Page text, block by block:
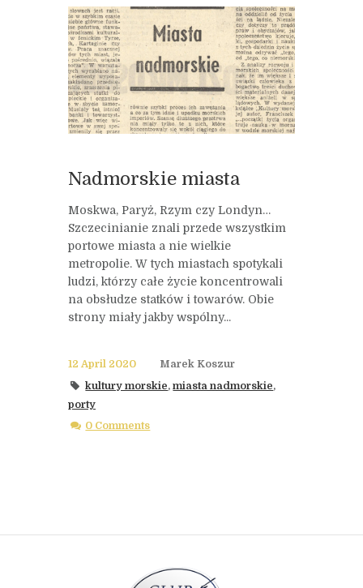
Nadmorskie miasta
Moskwa, Paryż, Rzym czy Londyn…
Szczecinianie znali przede wszystkim
portowe miasta a nie wielkie
metropolie. W tych miastach spotykali
ludzi, którzy całe życie koncentrowali
na obsłudze statków i towarów. Obie
strony miały jakby wspólny...
12 April 2020
Marek Koszur
kultury morskie,miasta nadmorskie,
porty
0 Comments